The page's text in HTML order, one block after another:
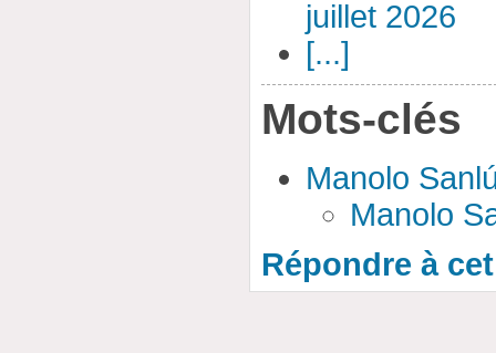
juillet 2026
[...]
Mots-clés
Manolo
Manolo
Répondre à